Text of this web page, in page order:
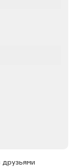
друзьями